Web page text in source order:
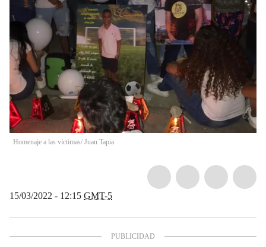
Homenaje a las víctimas/ Juan Tapia
15/03/2022 - 12:15 GMT-5